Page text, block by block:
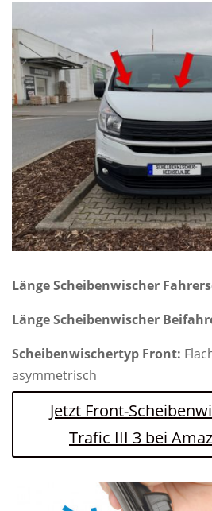
Länge Scheibenwischer
Länge Scheibenwischer
Scheibenwischertyp Front:
asymmetrisch
Jetzt Front-
Trafic III 3 bei